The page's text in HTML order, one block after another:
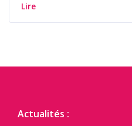
Lire
Actualités :